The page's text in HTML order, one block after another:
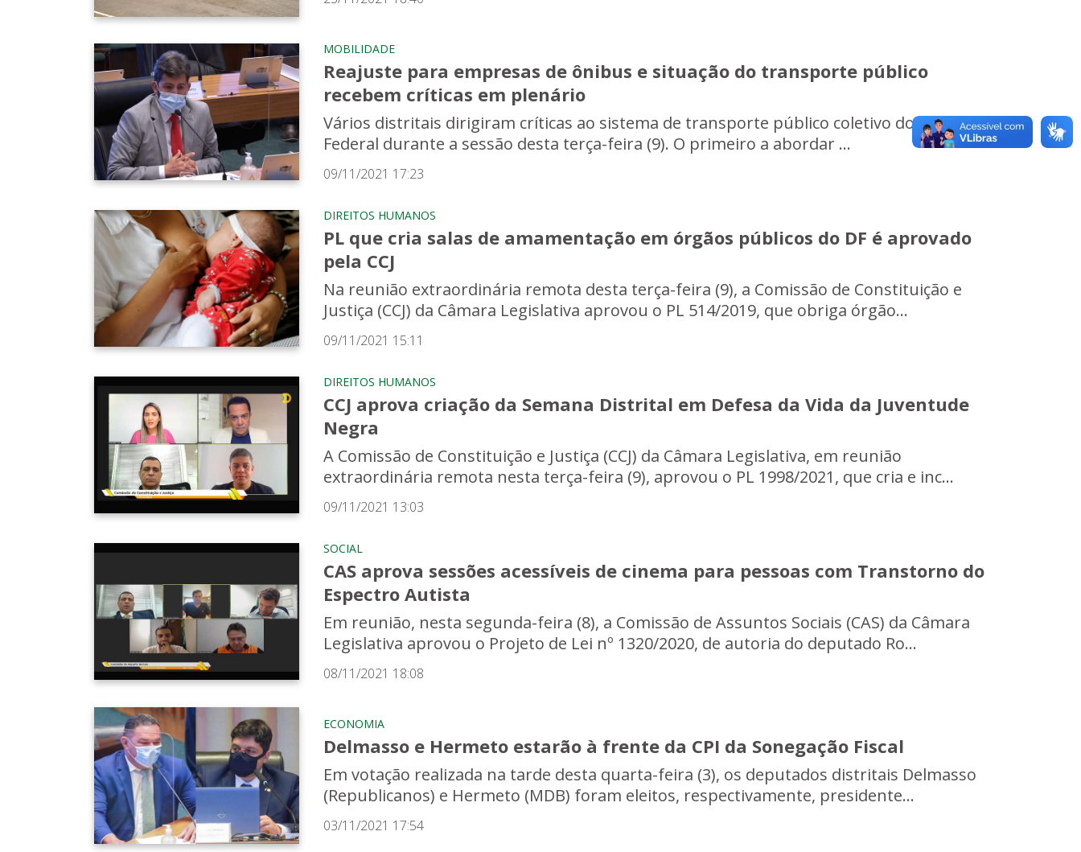
MOBILIDADE
Reajuste para empresas de ônibus e situação do transporte público
recebem críticas em plenário
Vários distritais dirigiram críticas ao sistema de transporte público coletivo do Distrito
Federal durante a sessão desta terça-feira (9). O primeiro a abordar ...
09/11/2021 17:23
DIREITOS HUMANOS
PL que cria salas de amamentação em órgãos públicos do DF é aprovado
pela CCJ
Na reunião extraordinária remota desta terça-feira (9), a Comissão de Constituição e
Justiça (CCJ) da Câmara Legislativa aprovou o PL 514/2019, que obriga órgão...
09/11/2021 15:11
DIREITOS HUMANOS
CCJ aprova criação da Semana Distrital em Defesa da Vida da Juventude
Negra
A Comissão de Constituição e Justiça (CCJ) da Câmara Legislativa, em reunião
extraordinária remota nesta terça-feira (9), aprovou o PL 1998/2021, que cria e inc...
09/11/2021 13:03
SOCIAL
CAS aprova sessões acessíveis de cinema para pessoas com Transtorno do
Espectro Autista
Em reunião, nesta segunda-feira (8), a Comissão de Assuntos Sociais (CAS) da Câmara
Legislativa aprovou o Projeto de Lei nº 1320/2020, de autoria do deputado Ro...
08/11/2021 18:08
ECONOMIA
Delmasso e Hermeto estarão à frente da CPI da Sonegação Fiscal
Em votação realizada na tarde desta quarta-feira (3), os deputados distritais Delmasso
(Republicanos) e Hermeto (MDB) foram eleitos, respectivamente, presidente...
03/11/2021 17:54